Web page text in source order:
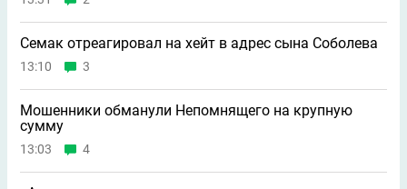
Семак отреагировал на хейт в адрес сына Соболева
13:10 3
Мошенники обманули Непомнящего на крупную
сумму
13:03 4